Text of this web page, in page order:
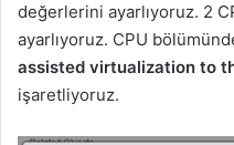
değerlerini ayarlıyoruz. 2
ayarlıyoruz. CPU
assisted virtualization to
işaretliyoruz.